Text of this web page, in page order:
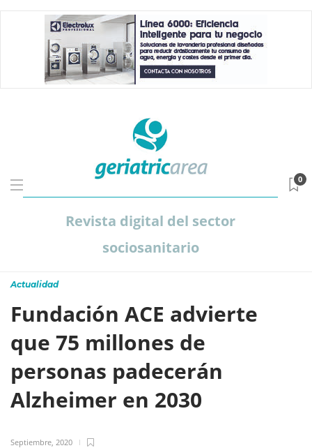
Revista digital del sector
sociosanitario
0
Actualidad
Fundación ACE advierte
que 75 millones de
personas padecerán
Alzheimer en 2030
Septiembre, 2020